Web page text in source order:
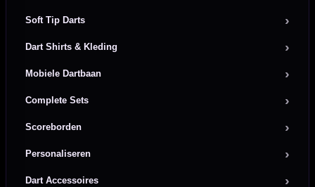
Soft Tip Darts
Dart Shirts & Kleding
Mobiele Dartbaan
Complete Sets
Scoreborden
Personaliseren
Dart Accessoires